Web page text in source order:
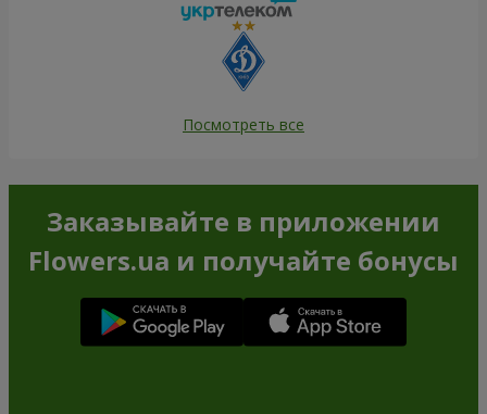
Посмотреть все
Заказывайте в приложении
Flowers.ua и получайте бонусы